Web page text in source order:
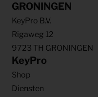
GRONINGEN
KeyPro B.V.
Rigaweg 12
9723 TH GRONINGEN
KeyPro
Shop
Diensten